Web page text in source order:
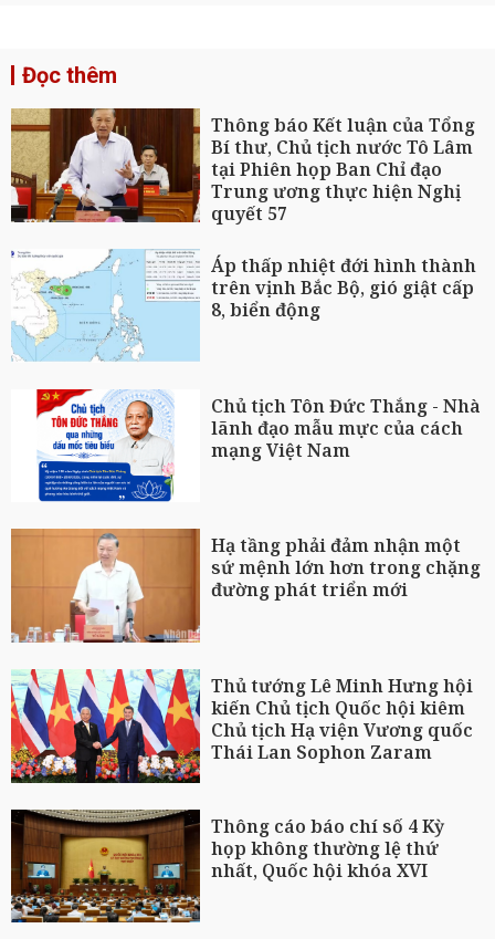
Đọc thêm
Thông báo Kết luận của Tổng
Bí thư, Chủ tịch nước Tô Lâm
tại Phiên họp Ban Chỉ đạo
Trung ương thực hiện Nghị
quyết 57
Áp thấp nhiệt đới hình thành
trên vịnh Bắc Bộ, gió giật cấp
8, biển động
Chủ tịch Tôn Đức Thắng - Nhà
lãnh đạo mẫu mực của cách
mạng Việt Nam
Hạ tầng phải đảm nhận một
sứ mệnh lớn hơn trong chặng
đường phát triển mới
Thủ tướng Lê Minh Hưng hội
kiến Chủ tịch Quốc hội kiêm
Chủ tịch Hạ viện Vương quốc
Thái Lan Sophon Zaram
Thông cáo báo chí số 4 Kỳ
họp không thường lệ thứ
nhất, Quốc hội khóa XVI